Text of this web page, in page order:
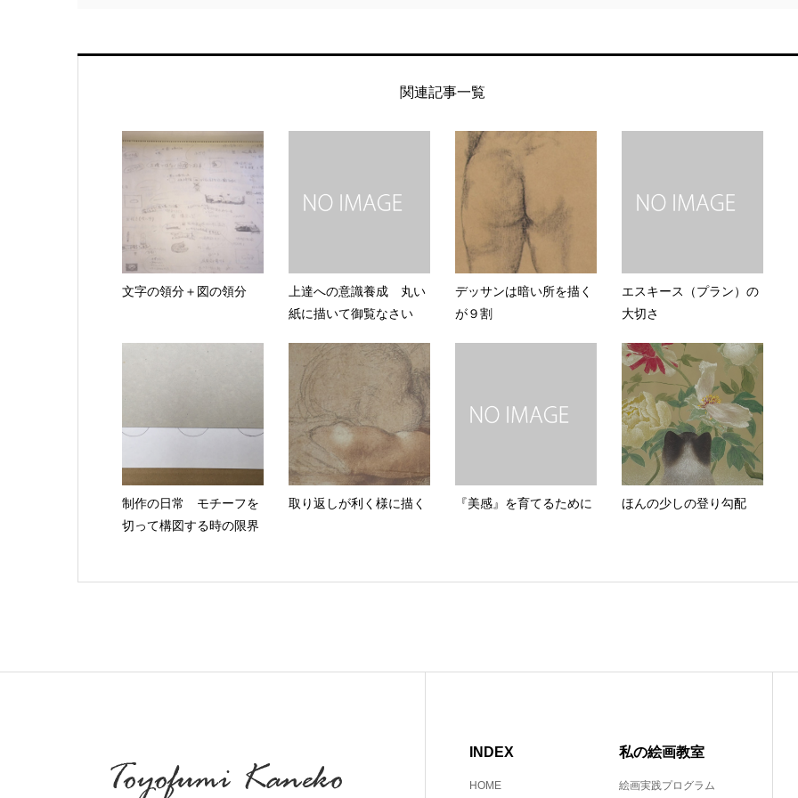
関連記事一覧
文字の領分＋図の領分
上達への意識養成 丸い
紙に描いて御覧なさい
デッサンは暗い所を描く
が９割
エスキース（プラン）の
大切さ
制作の日常 モチーフを
切って構図する時の限界
取り返しが利く様に描く 『美感』を育てるために ほんの少しの登り勾配
INDEX
HOME
私の絵画教室
絵画実践プログラム